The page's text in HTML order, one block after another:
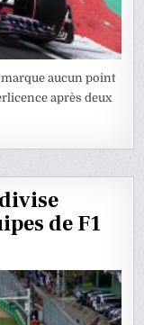
aucun point
après deux
de F1